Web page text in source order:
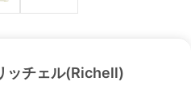
ッチェル(Richell)